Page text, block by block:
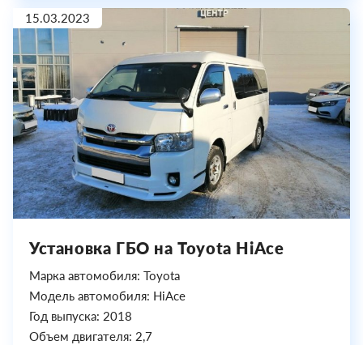
15.03.2023
Установка ГБО на Toyota HiAce
Марка автомобиля: Toyota
Модель автомобиля: HiAce
Год выпуска: 2018
Объем двигателя: 2,7